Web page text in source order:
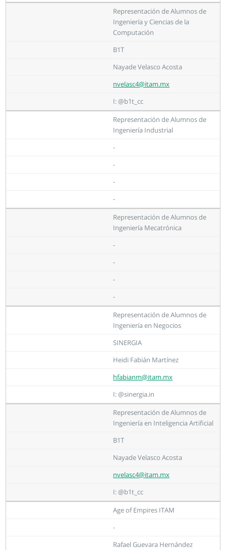
Representación de Alumnos de
Ingeniería y Ciencias de la
Computación
B1T
Nayade Velasco Acosta
nvelasc4@itam.mx
I: @b1t_cc
Representación de Alumnos de
Ingeniería Industrial
-
-
-
-
Representación de Alumnos de
Ingeniería Mecatrónica
-
-
-
-
Representación de Alumnos de
Ingeniería en Negocios
SINERGIA
Heidi Fabián Martínez
hfabianm@itam.mx
I: @sinergia.in
Representación de Alumnos de
Ingeniería en Inteligencia Artificial
B1T
Nayade Velasco Acosta
nvelasc4@itam.mx
I: @b1t_cc
Age of Empires ITAM
-
Rafael Guevara Hernández